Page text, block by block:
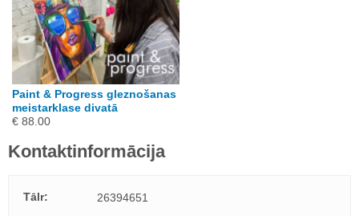
Paint & Progress gleznošanas
meistarklase divatā
€ 88.00
Kontaktinformācija
Tālr:
26394651